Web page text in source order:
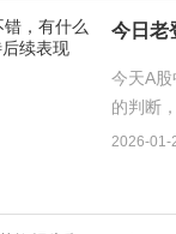
今日老
今天A
的判断
和房地
2026-01-